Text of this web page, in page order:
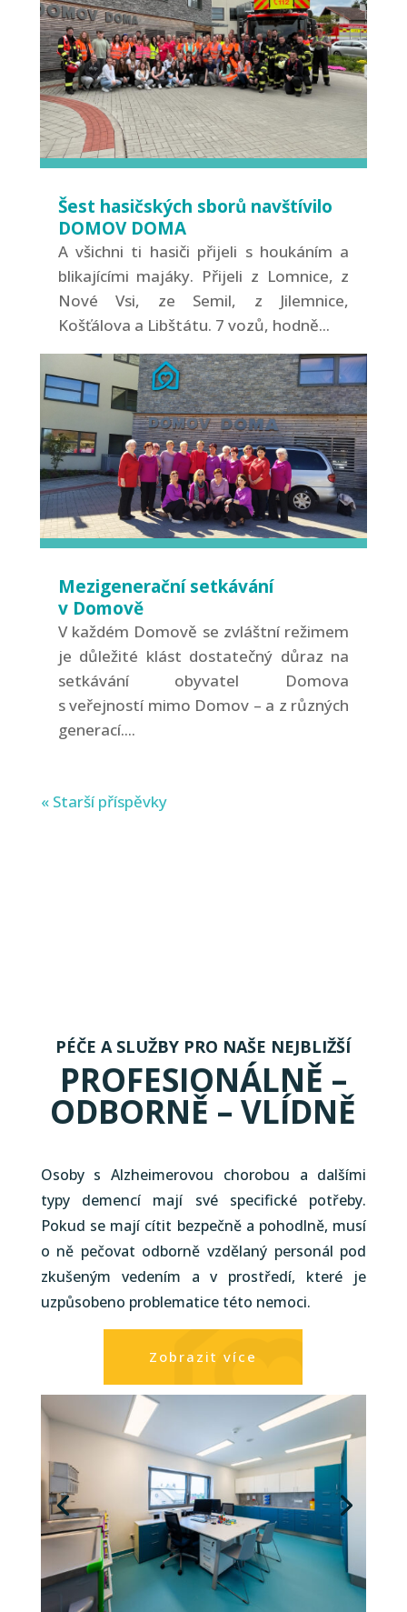
Šest hasičských sborů navštívilo
DOMOV DOMA
A všichni ti hasiči přijeli s houkáním a
blikajícími majáky. Přijeli z Lomnice, z
Nové Vsi, ze Semil, z Jilemnice,
Košťálova a Libštátu. 7 vozů, hodně...
Mezigenerační setkávání
v Domově
V každém Domově se zvláštní režimem
je důležité klást dostatečný důraz na
setkávání obyvatel Domova
s veřejností mimo Domov – a z různých
generací....
« Starší příspěvky
PÉČE A SLUŽBY PRO NAŠE NEJBLIŽŠÍ
PROFESIONÁLNĚ –
ODBORNĚ – VLÍDNĚ
Osoby s Alzheimerovou chorobou a dalšími
typy demencí mají své specifické potřeby.
Pokud se mají cítit bezpečně a pohodlně, musí
o ně pečovat odborně vzdělaný personál pod
zkušeným vedením a v prostředí, které je
uzpůsobeno problematice této nemoci.
Zobrazit více